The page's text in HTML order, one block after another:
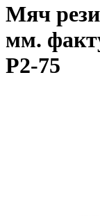
Мяч
мм.
Р2-75